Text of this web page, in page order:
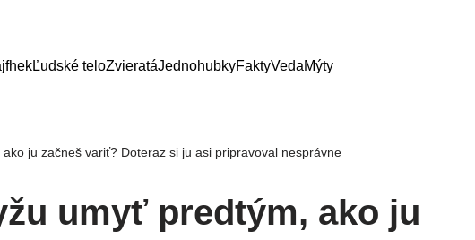
Ľudské teloZvieratáJednohubkyFaktyVedaMýty
ju začneš variť? Doteraz si ju asi pripravoval nesprávne
umyť predtým, ako ju